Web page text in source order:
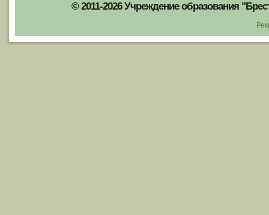
© 2011-2026 Учреждение образования